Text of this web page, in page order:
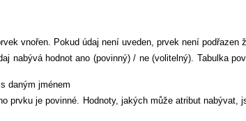
vnořen. Pokud údaj není uveden, prvek není podřazen
hodnot ano (povinný) / ne (volitelný). Tabulka
daným jménem
prvku je povinné. Hodnoty, jakých může atribut